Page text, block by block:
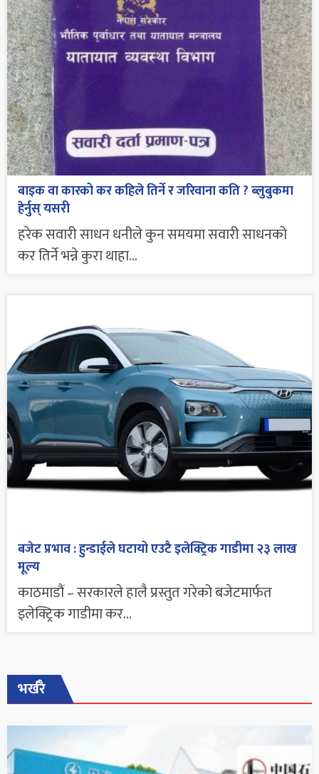
बाइक वा कारको कर कहिले तिर्ने र जरिवाना कति ? ब्लुबुकमा
हेर्नुस् यसरी
हरेक सवारी साधन धनीले कुन समयमा सवारी साधनको
कर तिर्ने भन्ने कुरा थाहा...
बजेट प्रभाव : हुन्डाईले घटायो एउटै इलेक्ट्रिक गाडीमा २३ लाख
मूल्य
काठमाडौं – सरकारले हालै प्रस्तुत गरेको बजेटमार्फत
इलेक्ट्रिक गाडीमा कर...
भर्खरै